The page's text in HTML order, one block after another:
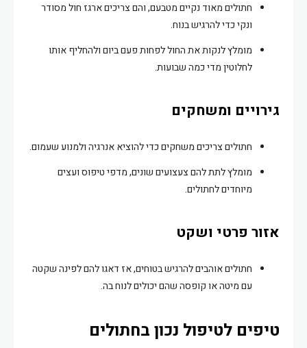
חתולים מאוד נקיים מטבעם, והם צריכים ארגז חול מסודר
ונקי כדי להרגיש בנוח.
מומלץ לנקות את החול לפחות פעם ביום ולהחליף אותו
לחלוטין מדי כמה שבועות.
גירויים ומשחקים
חתולים צריכים משחקים כדי להוציא אנרגיה ולמנוע שעמום.
מומלץ לתת להם צעצועים שונים, מדפי טיפוס ועצים
מיוחדים לחתולים.
אזור פרטי ושקט
חתולים אוהבים להרגיש בטוחים, אז דאגו להם לפינה שקטה
עם מיטה או קופסה שהם יכולים לנוח בה.
טיפים לטיפול נכון בחתולים